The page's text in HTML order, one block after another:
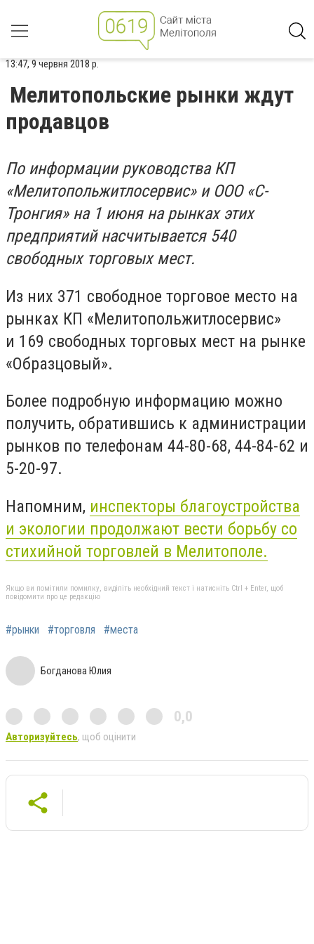
13:47, 9 червня 2018 р.
Мелитопольские рынки ждут
продавцов
По информации руководства КП
«Мелитопольжитлосервис» и ООО «С-
Тронгия» на 1 июня на рынках этих
предприятий насчитывается 540
свободных торговых мест.
Из них 371 свободное торговое место на
рынках КП «Мелитопольжитлосервис»
и 169 свободных торговых мест на рынке
«Образцовый».
Более подробную информацию можно
получить, обратившись к администрации
рынков по телефонам 44-80-68, 44-84-62 и
5-20-97.
Напомним, инспекторы благоустройства
и экологии продолжают вести борьбу со
стихийной торговлей в Мелитополе.
Якщо ви помітили помилку, виділіть необхідний текст і натисніть Ctrl + Enter, щоб
повідомити про це редакцію
#рынки #торговля #места
Богданова Юлия
0,0
Авторизуйтесь, щоб оцінити